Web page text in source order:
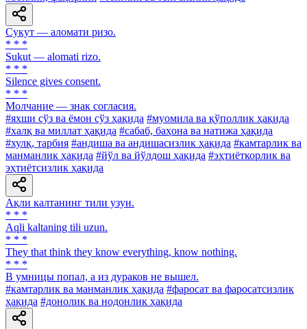
Сукут — аломати ризо.
* * *
Sukut — alomati rizo.
* * *
Silence gives consent.
* * *
Молчание — знак согласия.
#яхши сўз ва ёмон сўз ҳақида #муомила ва қўполлик ҳақида
#халқ ва миллат ҳақида #сабаб, баҳона ва натижа ҳақида
#хулқ, тарбия #андиша ва андишасизлик ҳақида #камтарлик ва
манманлик ҳақида #йўл ва йўлдош ҳақида #эҳтиёткорлик ва
эҳтиётсизлик ҳақида
Ақли калтанинг тили узун.
* * *
Аqli kaltaning tili uzun.
* * *
They that think they know everything, know nothing.
* * *
В умницы попал, а из дураков не вышел.
#камтарлик ва манманлик ҳақида #фаросат ва фаросатсизлик
ҳақида #донолик ва нодонлик ҳақида